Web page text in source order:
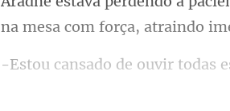
na mesa com for